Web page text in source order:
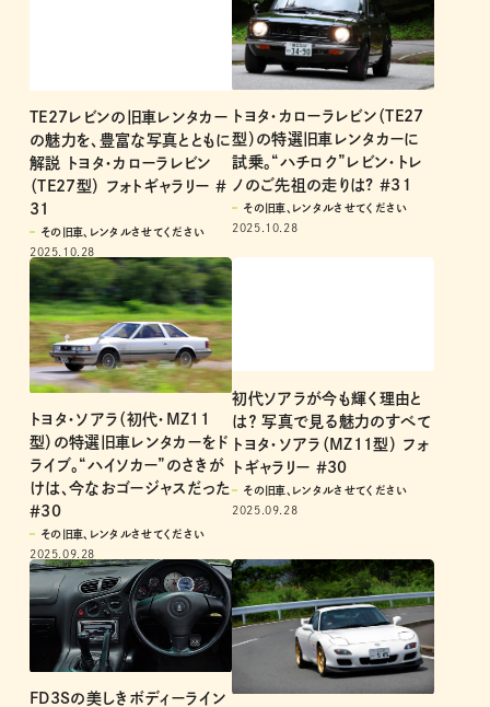
TE27レビンの旧車レンタカー
の魅力を、豊富な写真とともに
解説 トヨタ・カローラレビン
（TE27型） フォトギャラリー ＃
31
その旧車、レンタルさせてください
2025.10.28
トヨタ・カローラレビン（TE27
型）の特選旧車レンタカーに
試乗。“ハチロク”レビン・トレ
ノのご先祖の走りは? ＃3１
その旧車、レンタルさせてください
2025.10.28
トヨタ・ソアラ（初代・MZ11
型）の特選旧車レンタカーをド
ライブ。“ハイソカー”のさきが
けは、今なおゴージャスだった
＃30
その旧車、レンタルさせてください
2025.09.28
初代ソアラが今も輝く理由と
は？ 写真で見る魅力のすべて
トヨタ・ソアラ（MZ11型） フォ
トギャラリー ＃30
その旧車、レンタルさせてください
2025.09.28
FD3Sの美しきボディーライン